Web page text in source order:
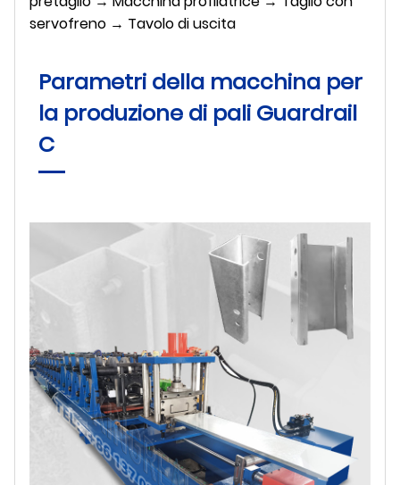
servofreno → Tavolo di uscita
Parametri della macchina per
la produzione di pali Guardrail
C